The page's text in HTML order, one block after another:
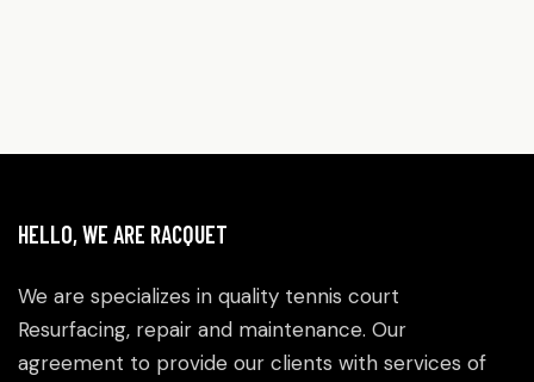
HELLO, WE ARE RACQUET
We are specializes in quality tennis court
Resurfacing, repair and maintenance. Our
agreement to provide our clients with services of